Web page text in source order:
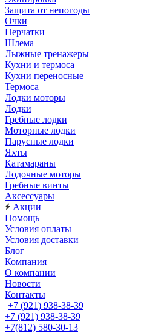
Защита от непогоды
Очки
Перчатки
Шлема
Лыжные тренажеры
Кухни и термоса
Кухни переносные
Термоса
Лодки моторы
Лодки
Гребные лодки
Моторные лодки
Парусные лодки
Яхты
Катамараны
Лодочные моторы
Гребные винты
Аксессуары
Акции
Помощь
Условия оплаты
Условия доставки
Блог
Компания
О компании
Новости
Контакты
+7 (921) 938-38-39
+7 (921) 938-38-39
+7(812) 580-30-13